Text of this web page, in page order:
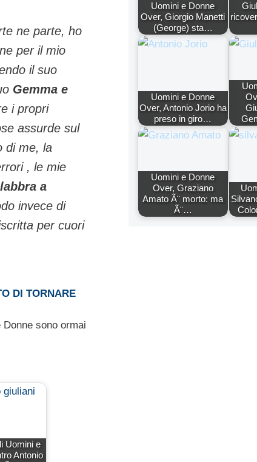
ne parte, ho
per il mio
il suo
Gemma e
i propri
assurde sul
di me, la
, le mie
a
invece di
per cuori
DI TORNARE
sono ormai
Uomini e
Antonio
Uomini e Donne
Over, Giorgio Manetti
(George) sta…
Uomini e Donne
Over, Antonio Jorio ha
preso in giro…
Uomini e Donne
Over, Graziano
Amato Ã¨ morto: ma
Ã¨…